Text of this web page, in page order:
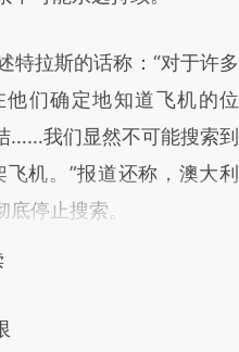
拉斯的话称：“对于许多
们确定地知道飞机的位
……我们显然不可能搜索到
机。”报道还称，澳大利
停止搜索。